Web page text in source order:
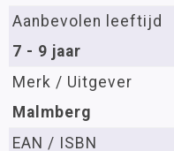
Aanbevolen leeftijd
7 - 9 jaar
Merk / Uitgever
Malmberg
EAN / ISBN